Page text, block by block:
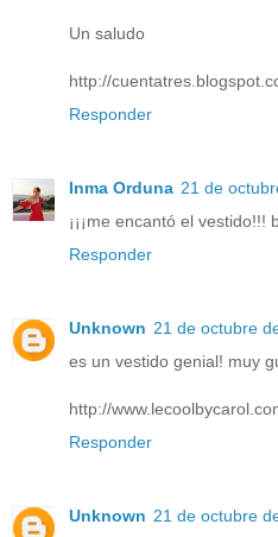
Un saludo
http://
Responder
Inma Orduna 21 de
¡¡¡me encantó el
Responder
Unknown 21 de octubre
es un vestido genial! muy
http://
Responder
Unknown 21 de octubre